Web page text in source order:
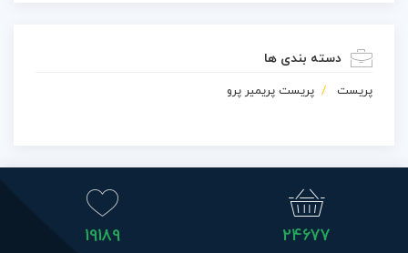
دسته بندی ها
پریست پریست پریمیر پرو
24677
19189